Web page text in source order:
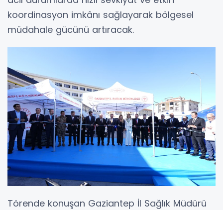
koordinasyon imkânı sağlayarak bölgesel
müdahale gücünü artıracak.
Törende konuşan Gaziantep İl Sağlık Müdürü